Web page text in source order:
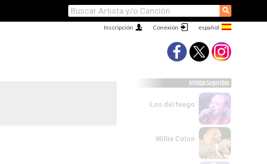
⚲
Conexión
Inscripción
Artistas Sugeridos
Los del fuego
Willie Colon